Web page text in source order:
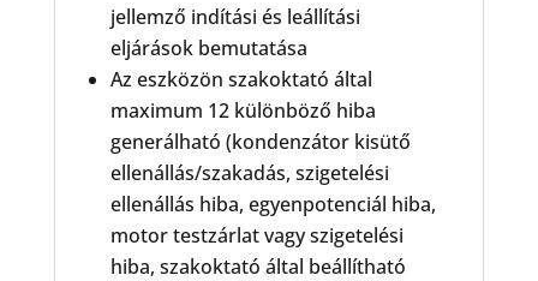
jellemző indítási és leállítási
eljárások bemutatása
Az eszközön szakoktató által
maximum 12 különböző hiba
generálható (kondenzátor kisütő
ellenállás/szakadás, szigetelési
ellenállás hiba, egyenpotenciál hiba,
motor testzárlat vagy szigetelési
hiba, szakoktató által beállítható